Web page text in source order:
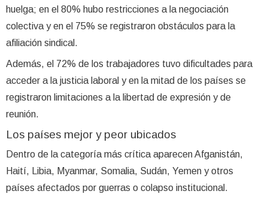
huelga; en el 80% hubo restricciones a la negociación
colectiva y en el 75% se registraron obstáculos para la
afiliación sindical.
Además, el 72% de los trabajadores tuvo dificultades para
acceder a la justicia laboral y en la mitad de los países se
registraron limitaciones a la libertad de expresión y de
reunión.
Los países mejor y peor ubicados
Dentro de la categoría más crítica aparecen Afganistán,
Haití, Libia, Myanmar, Somalia, Sudán, Yemen y otros
países afectados por guerras o colapso institucional.